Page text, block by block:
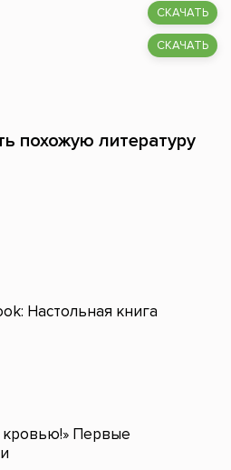
СКАЧАТЬ
СКАЧАТЬ
похожую литературу
Настольная книга
кровью!» Первые